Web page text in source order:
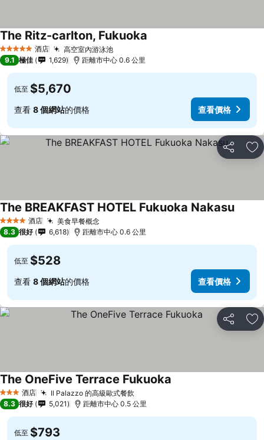
5 星級 酒店 高空室內游泳池
The Ritz-carlton, Fukuoka
9.1 極佳 1,629 距離市中心 0.6 公里
低至 $5,670
查看 8 個網站的價格 查看價格
分享 放
4 星級 酒店 美食早餐概念
The BREAKFAST HOTEL Fukuoka Nakasu
8.3 很好 6,618 距離市中心 0.6 公里
低至 $528
查看 8 個網站的價格 查看價格
分享 放
3 星級 酒店 Il Palazzo 的高級歐式餐飲
The OneFive Terrace Fukuoka
8.3 很好 5,021 距離市中心 0.5 公里
低至 $793